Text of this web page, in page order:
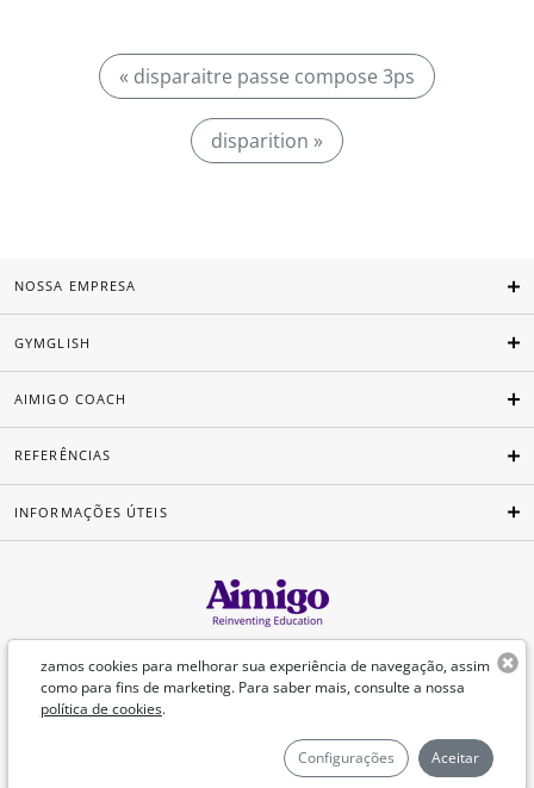
« disparaitre passe compose 3ps
disparition »
zamos cookies para melhorar sua experiência de navegação, assim
como para fins de marketing. Para saber mais, consulte a nossa
política de cookies.
Configurações Aceitar
NOSSA EMPRESA
GYMGLISH
AIMIGO COACH
REFERÊNCIAS
INFORMAÇÕES ÚTEIS
Português